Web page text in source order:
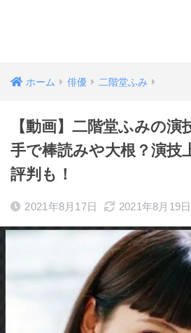
ホーム 俳優 二階堂ふみ
【動画】二階堂ふみの演
手で棒読みや大根？演技
評判も！
2021年8月17日 2021年8月19日